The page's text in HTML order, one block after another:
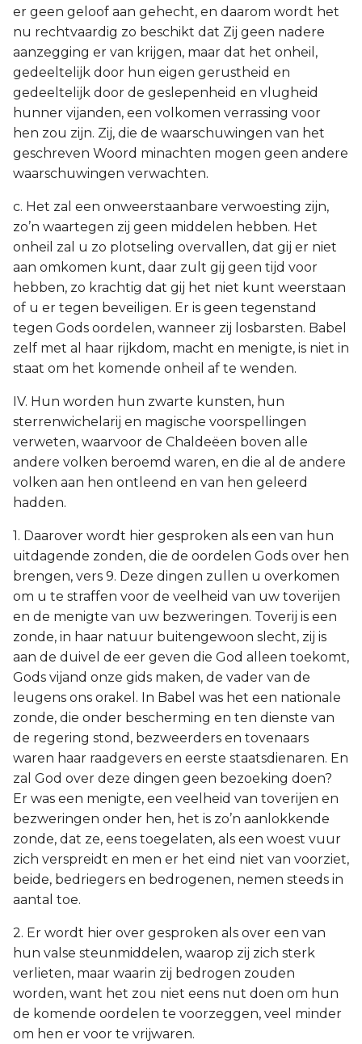
er geen geloof aan gehecht, en daarom wordt het
nu rechtvaardig zo beschikt dat Zij geen nadere
aanzegging er van krijgen, maar dat het onheil,
gedeeltelijk door hun eigen gerustheid en
gedeeltelijk door de geslepenheid en vlugheid
hunner vijanden, een volkomen verrassing voor
hen zou zijn. Zij, die de waarschuwingen van het
geschreven Woord minachten mogen geen andere
waarschuwingen verwachten.
c. Het zal een onweerstaanbare verwoesting zijn,
zo’n waartegen zij geen middelen hebben. Het
onheil zal u zo plotseling overvallen, dat gij er niet
aan omkomen kunt, daar zult gij geen tijd voor
hebben, zo krachtig dat gij het niet kunt weerstaan
of u er tegen beveiligen. Er is geen tegenstand
tegen Gods oordelen, wanneer zij losbarsten. Babel
zelf met al haar rijkdom, macht en menigte, is niet in
staat om het komende onheil af te wenden.
IV. Hun worden hun zwarte kunsten, hun
sterrenwichelarij en magische voorspellingen
verweten, waarvoor de Chaldeëen boven alle
andere volken beroemd waren, en die al de andere
volken aan hen ontleend en van hen geleerd
hadden.
1. Daarover wordt hier gesproken als een van hun
uitdagende zonden, die de oordelen Gods over hen
brengen, vers 9. Deze dingen zullen u overkomen
om u te straffen voor de veelheid van uw toverijen
en de menigte van uw bezweringen. Toverij is een
zonde, in haar natuur buitengewoon slecht, zij is
aan de duivel de eer geven die God alleen toekomt,
Gods vijand onze gids maken, de vader van de
leugens ons orakel. In Babel was het een nationale
zonde, die onder bescherming en ten dienste van
de regering stond, bezweerders en tovenaars
waren haar raadgevers en eerste staatsdienaren. En
zal God over deze dingen geen bezoeking doen?
Er was een menigte, een veelheid van toverijen en
bezweringen onder hen, het is zo’n aanlokkende
zonde, dat ze, eens toegelaten, als een woest vuur
zich verspreidt en men er het eind niet van voorziet,
beide, bedriegers en bedrogenen, nemen steeds in
aantal toe.
2. Er wordt hier over gesproken als over een van
hun valse steunmiddelen, waarop zij zich sterk
verlieten, maar waarin zij bedrogen zouden
worden, want het zou niet eens nut doen om hun
de komende oordelen te voorzeggen, veel minder
om hen er voor te vrijwaren.